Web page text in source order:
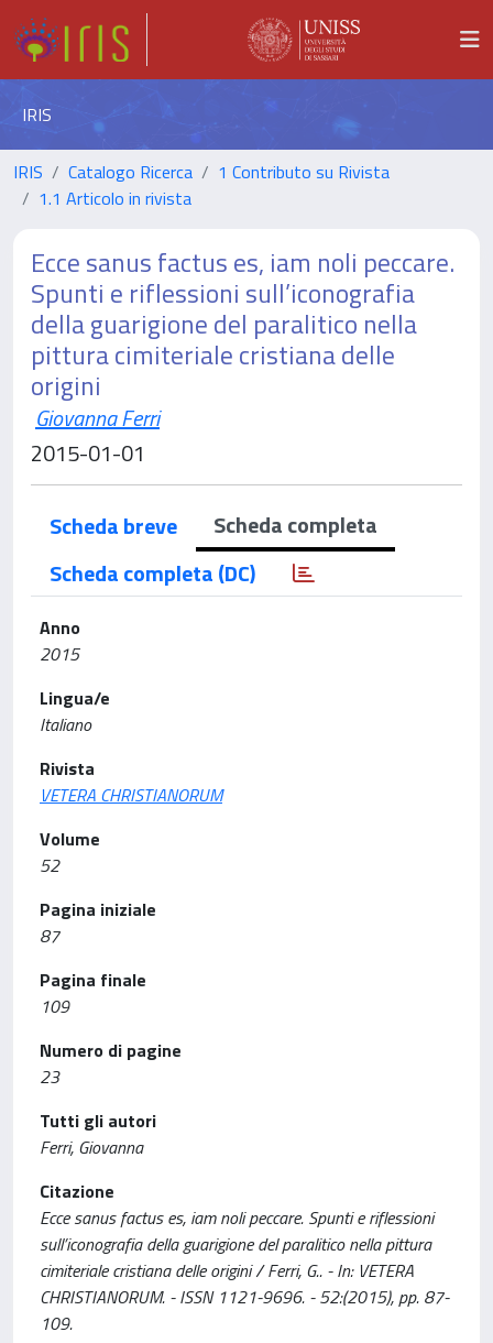
IRIS
IRIS Catalogo Ricerca
1 Contributo su Rivista
1.1 Articolo in rivista
Ecce sanus factus es, iam noli peccare.
Spunti e riflessioni sull’iconografia
della guarigione del paralitico nella
pittura cimiteriale cristiana delle
origini
Giovanna Ferri
2015-01-01
Scheda breve
Scheda completa
Scheda completa (DC)
Anno
2015
Lingua/e
Italiano
Rivista
VETERA CHRISTIANORUM
Volume
52
Pagina iniziale
87
Pagina finale
109
Numero di pagine
23
Tutti gli autori
Ferri, Giovanna
Citazione
Ecce sanus factus es, iam noli peccare. Spunti e riflessioni
sull’iconografia della guarigione del paralitico nella pittura
cimiteriale cristiana delle origini / Ferri, G.. - In: VETERA
CHRISTIANORUM. - ISSN 1121-9696. - 52:(2015), pp. 87-
109.